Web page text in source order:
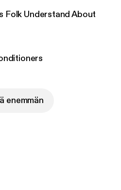
Folk Understand About
enemmän